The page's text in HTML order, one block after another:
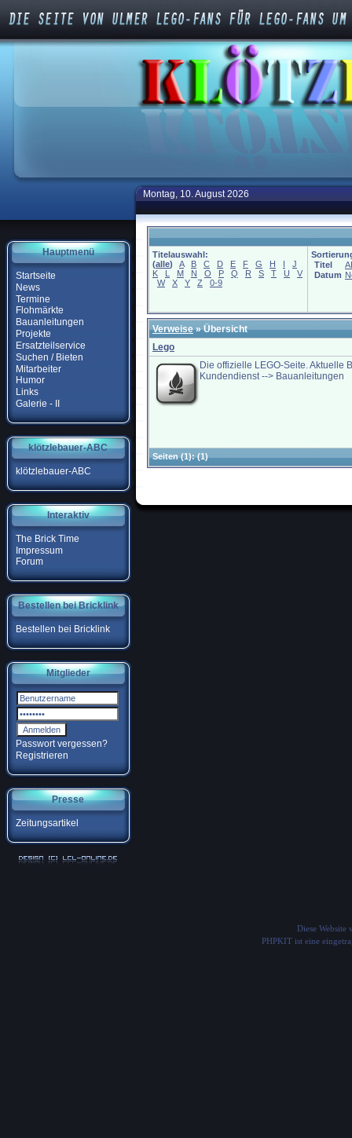
Hauptmenü
Startseite
News
Termine
Flohmärkte
Bauanleitungen
Projekte
Ersatzteilservice
Suchen / Bieten
Mitarbeiter
Humor
Links
Galerie - II
klötzlebauer-ABC
klötzlebauer-ABC
Interaktiv
The Brick Time
Impressum
Forum
Bestellen bei Bricklink
Bestellen bei Bricklink
Mitglieder
Passwort vergessen?
Registrieren
Presse
Zeitungsartikel
Montag, 10. August 2026
Titelauswahl:
(alle) A B C D E F G H I
J
K
L M N O P Q R S T U
V
W
X Y Z 0-9
Titel
Datum
Verweise» Übersicht
Lego
Die offizielle LEGO-Seite. Aktuelle
Kundendienst --> Bauanleitungen
Seiten(1):(1)
Diese Website
PHPKIT ist eine